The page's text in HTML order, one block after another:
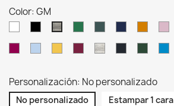
Color: GM
GM
AS
Personalización: No personalizado
No personalizado
Estampar 1 cara